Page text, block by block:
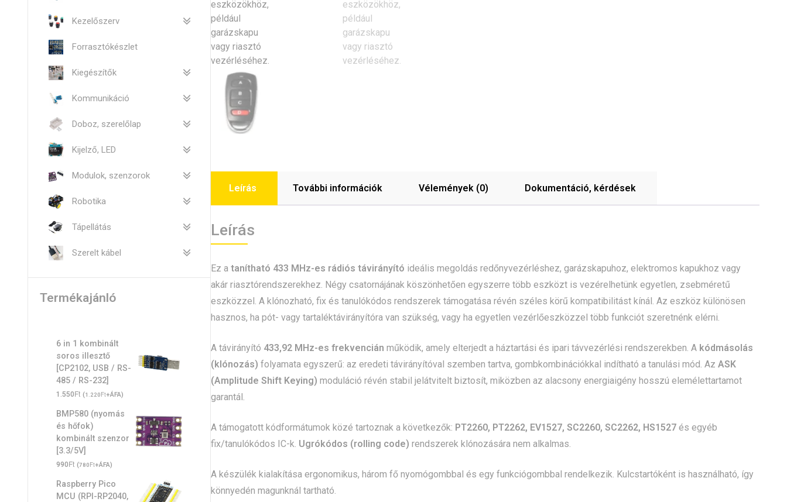
Leírás További információk Vélemények (0) Dokumentáció, kérdések
Leírás
Ez a tanítható 433 MHz-es rádiós távirányító ideális megoldás redőnyvezérléshez, garázskapuhoz, elektromos kapukhoz vagy
akár riasztórendszerekhez. Négy csatornájának köszönhetően egyszerre több eszközt is vezérelhetünk egyetlen, zsebméretű
eszközzel. A klónozható, fix és tanulókódos rendszerek támogatása révén széles körű kompatibilitást kínál. Az eszköz különösen
hasznos, ha pót- vagy tartaléktávirányítóra van szükség, vagy ha egyetlen vezérlőeszközzel több funkciót szeretnénk elérni.
A távirányító 433,92 MHz-es frekvencián működik, amely elterjedt a háztartási és ipari távvezérlési rendszerekben. A kódmásolás
(klónozás) folyamata egyszerű: az eredeti távirányítóval szemben tartva, gombkombinációkkal indítható a tanulási mód. Az ASK
(Amplitude Shift Keying) moduláció révén stabil jelátvitelt biztosít, miközben az alacsony energiaigény hosszú elemélettartamot
garantál.
A támogatott kódformátumok közé tartoznak a következők: PT2260, PT2262, EV1527, SC2260, SC2262, HS1527és egyéb
fix/tanulókódos IC-k. Ugrókódos (rolling code) rendszerek klónozására nem alkalmas.
A készülék kialakítása ergonomikus, három fő nyomógombbal és egy funkciógombbal rendelkezik. Kulcstartóként is használható, így
könnyedén magunknál tartható.
Kezelőszerv
Forrasztókészlet
Kiegészítők
Kommunikáció
Doboz, szerelőlap
Kijelző, LED
Modulok, szenzorok
Robotika
Tápellátás
Szerelt kábel
Termékajánló
6 in 1 kombinált
soros illesztő
[CP2102, USB / RS-
485 / RS-232]
1.550Ft (1.220Ft+ÁFA)
BMP580 (nyomás
és hőfok)
kombinált szenzor
[3.3/5V]
990Ft (780Ft+ÁFA)
Raspberry Pico
MCU (RPI-RP2040,